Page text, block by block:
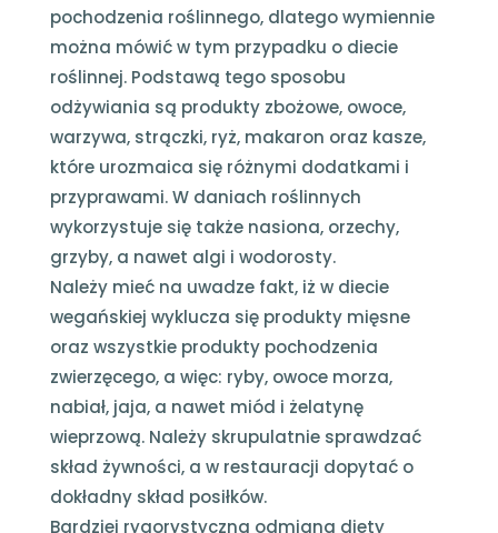
pochodzenia roślinnego, dlatego wymiennie
można mówić w tym przypadku o diecie
roślinnej. Podstawą tego sposobu
odżywiania są produkty zbożowe, owoce,
warzywa, strączki, ryż, makaron oraz kasze,
które urozmaica się różnymi dodatkami i
przyprawami. W daniach roślinnych
wykorzystuje się także nasiona, orzechy,
grzyby, a nawet algi i wodorosty.
Należy mieć na uwadze fakt, iż w diecie
wegańskiej wyklucza się produkty mięsne
oraz wszystkie produkty pochodzenia
zwierzęcego, a więc: ryby, owoce morza,
nabiał, jaja, a nawet miód i żelatynę
wieprzową. Należy skrupulatnie sprawdzać
skład żywności, a w restauracji dopytać o
dokładny skład posiłków.
Bardziej rygorystyczną odmianą diety